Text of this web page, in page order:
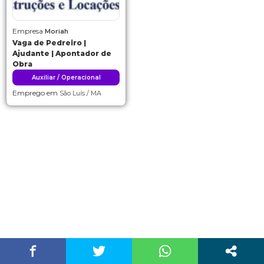
Empresa Moriah
Vaga de Pedreiro |
Ajudante | Apontador de
Obra
Auxiliar / Operacional
Emprego em São Luís / MA